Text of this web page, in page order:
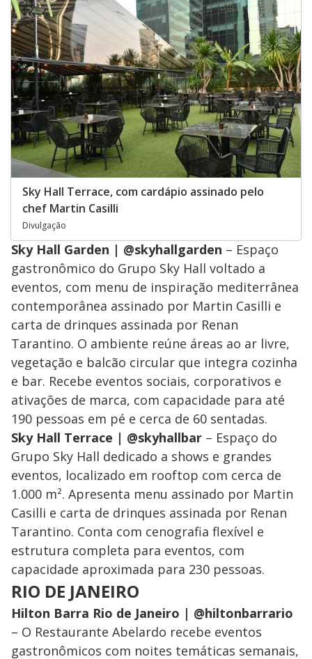
Sky Hall Terrace, com cardápio assinado pelo
chef Martin Casilli
Divulgação
Sky Hall Garden | @skyhallgarden – Espaço
gastronômico do Grupo Sky Hall voltado a
eventos, com menu de inspiração mediterrânea
contemporânea assinado por Martin Casilli e
carta de drinques assinada por Renan
Tarantino. O ambiente reúne áreas ao ar livre,
vegetação e balcão circular que integra cozinha
e bar. Recebe eventos sociais, corporativos e
ativações de marca, com capacidade para até
190 pessoas em pé e cerca de 60 sentadas.
Sky Hall Terrace | @skyhallbar – Espaço do
Grupo Sky Hall dedicado a shows e grandes
eventos, localizado em rooftop com cerca de
1.000 m². Apresenta menu assinado por Martin
Casilli e carta de drinques assinada por Renan
Tarantino. Conta com cenografia flexível e
estrutura completa para eventos, com
capacidade aproximada para 230 pessoas.
RIO DE JANEIRO
Hilton Barra Rio de Janeiro | @hiltonbarrario
– O Restaurante Abelardo recebe eventos
gastronômicos com noites temáticas semanais,